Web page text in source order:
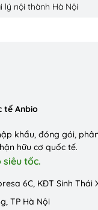
lý nội thành Hà Nội
tế Anbio
khẩu, đóng gói,
hữu cơ quốc tế.
siêu tốc.
6C, KĐT Sinh Thái
TP Hà Nội